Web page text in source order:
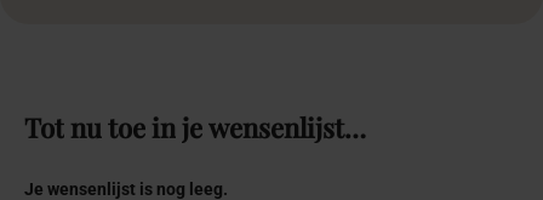
Tot nutoe injewensenlijst…
Je wensenlijst is nog leeg.